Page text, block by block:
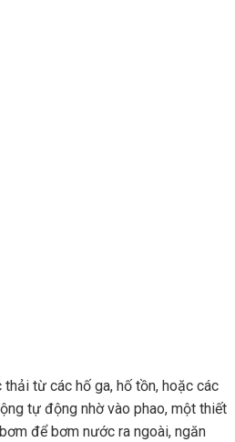
từ các hố ga, hố tồn, hoặc các
tự động nhờ vào phao, một thiết
để bơm nước ra ngoài, ngăn